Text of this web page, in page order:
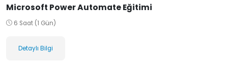
Microsoft Power Automate Eğitimi
6 Saat (1 Gün)
Detaylı Bilgi